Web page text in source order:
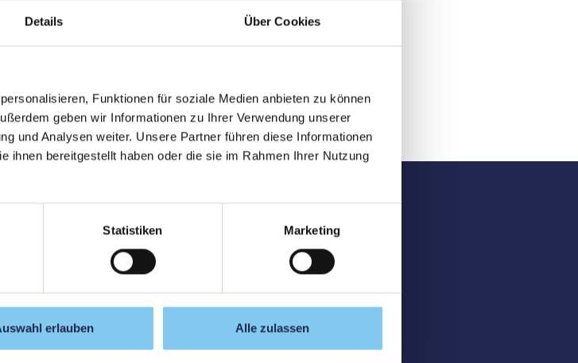
Details Über Cookies
Funktionen für soziale Medien anbieten zu können
geben wir Informationen zu Ihrer Verwendung unserer
und Analysen weiter. Unsere Partner führen diese Informationen
ihnen bereitgestellt haben oder die sie im Rahmen Ihrer Nutzung
Statistiken Marketing
erlauben Alle zulassen
Ziemssen, Johann Sellner
Ocr; Rtx;
#Original Article
Moritz Ueberschaer, Katja Wirthensohn, Sebastian
Kirchleitner, Mathias Kunz, Wolfgang Hitzl, Michael Schmutzer-
third ventriculostomy success score for stereotactic
stenosis, Endoscopy; Aqueductal stenosis; Etv; Etvss;